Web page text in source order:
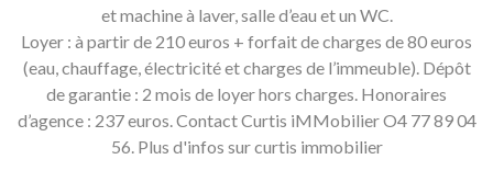
et machine à laver, salle d’eau et un WC.
Loyer : à partir de 210 euros + forfait de charges de 80 euros
(eau, chauffage, électricité et charges de l’immeuble). Dépôt
de garantie : 2 mois de loyer hors charges. Honoraires
d’agence : 237 euros. Contact Curtis iMMobilier O4 77 89 04
56. Plus d'infos sur curtis immobilier